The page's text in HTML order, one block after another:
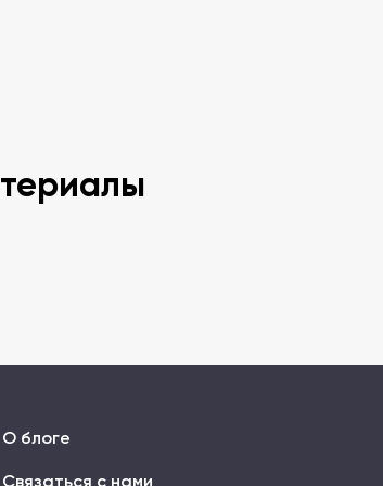
О блоге
Связаться с нами